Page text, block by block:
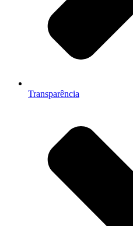
Transparência